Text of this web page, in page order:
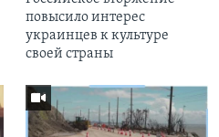
повысило интерес
украинцев к культуре
своей страны